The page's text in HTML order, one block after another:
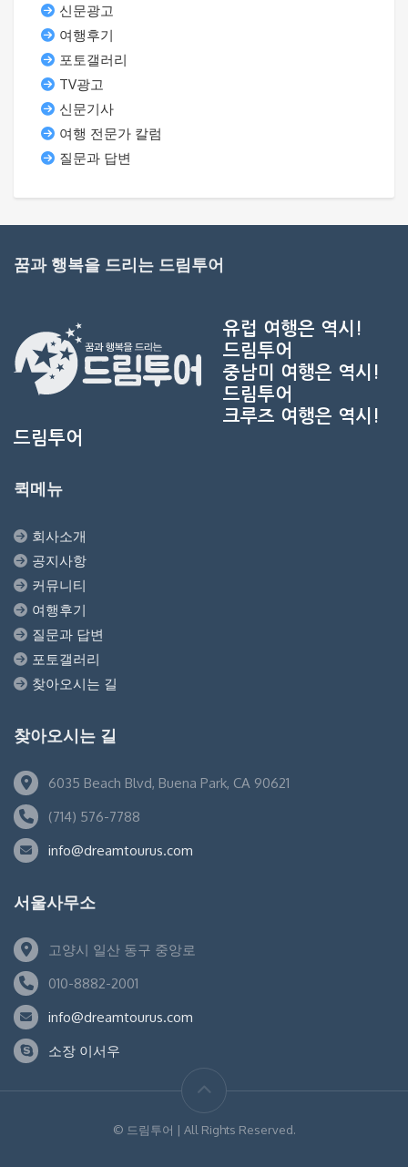
신문광고
여행후기
포토갤러리
TV광고
신문기사
여행 전문가 칼럼
질문과 답변
꿈과 행복을 드리는 드림투어
유럽 여행은 역시!
드림투어
중남미 여행은 역시!
드림투어
크루즈 여행은 역시!
드림투어
퀵메뉴
회사소개
공지사항
커뮤니티
여행후기
질문과 답변
포토갤러리
찾아오시는 길
찾아오시는 길
6035 Beach Blvd, Buena Park, CA 90621
(714) 576-7788
info@dreamtourus.com
서울사무소
고양시 일산 동구 중앙로
010-8882-2001
info@dreamtourus.com
소장 이서우
© 드림투어 | All Rights Reserved.